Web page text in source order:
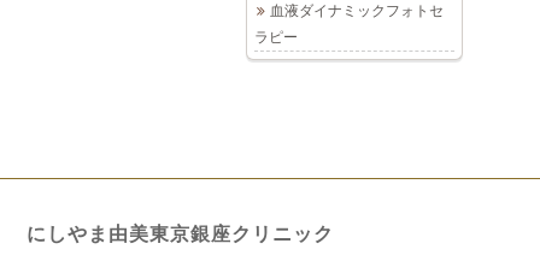
血液ダイナミックフォトセ
ラピー
にしやま由美東京銀座クリニック